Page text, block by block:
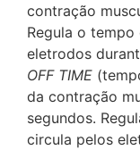
contração
Regula o
eletrodos
OFF TIME
da contração
segundos.
circula pelos